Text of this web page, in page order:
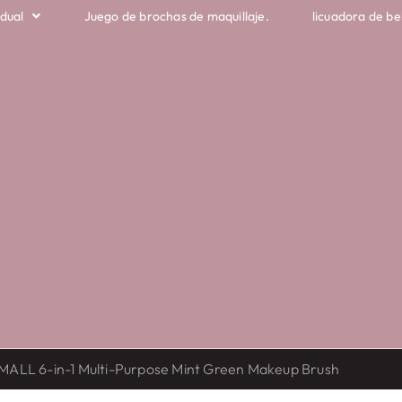
Juego de brochas de maquillaje. licuadora de
6-in-1 Multi-Purpose Mint Green Makeup Brush